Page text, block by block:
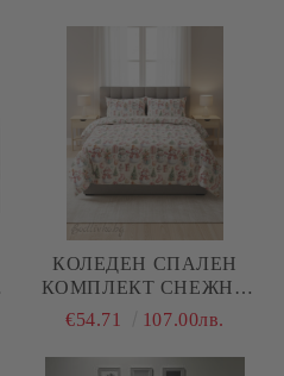
4 ЧАСТИ,
КОЛЕДЕН СПАЛЕН
КОМПЛЕКТ СНЕЖНИ
ЧОВЕЦИ, 100% ПАМУК/
€54.71 107.00лв.